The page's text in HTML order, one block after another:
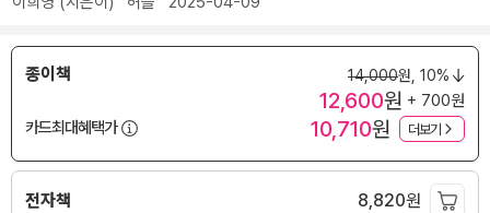
종이책 14,000원, 10%
12,600원 + 700원
카드최대혜택가
10,710원 더보기
전자책 8,820원